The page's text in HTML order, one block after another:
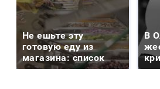
Не ешьте эту
готовую еду из
магазина: список
В